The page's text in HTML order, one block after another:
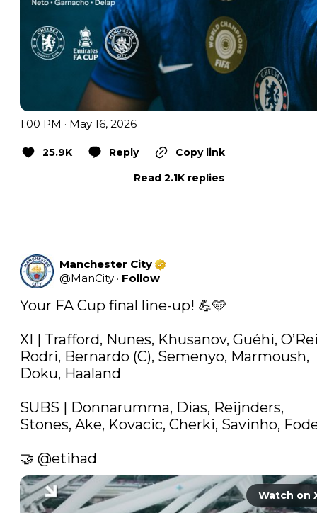
1:00 PM · May 16, 2026
25.9K Reply
Copy link
Read 2.1K replies
Manchester City
@ManCity · Follow
Your FA Cup final line-up! ​​💪🩵
XI | Trafford, Nunes, Khusanov, Guéhi,
Rodri, Bernardo (C), Semenyo, Marmoush,
Doku, Haaland
SUBS | Donnarumma, Dias, Reijnders,
Stones, Ake, Kovacic, Cherki, Savinho,
🤝 @etihad
Watch on